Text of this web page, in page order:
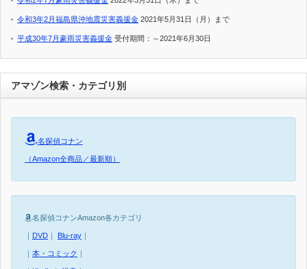
令和3年2月福島県沖地震災害義援金 2021年5月31日（月）まで
平成30年7月豪雨災害義援金 受付期間：～2021年6月30日
アマゾン検索・カテゴリ別
名探偵コナン
（Amazon全商品／最新順）
名探偵コナンAmazon各カテゴリ
｜ DVD ｜ Blu-ray ｜
｜ 本・コミック ｜